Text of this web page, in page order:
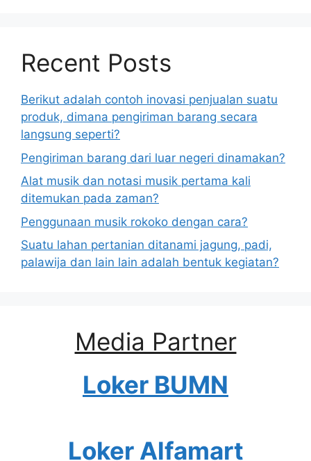
Recent Posts
Berikut adalah contoh inovasi penjualan suatu
produk, dimana pengiriman barang secara
langsung seperti?
Pengiriman barang dari luar negeri dinamakan?
Alat musik dan notasi musik pertama kali
ditemukan pada zaman?
Penggunaan musik rokoko dengan cara?
Suatu lahan pertanian ditanami jagung, padi,
palawija dan lain lain adalah bentuk kegiatan?
Media Partner
Loker BUMN
Loker Alfamart